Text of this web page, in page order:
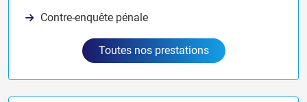
Contre-enquête pénale
Toutes nos prestations